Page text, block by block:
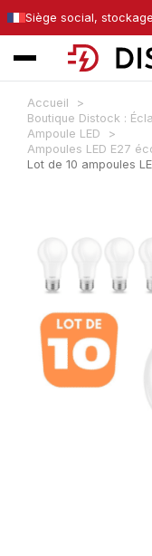
Siège social,
Accueil
Boutique Distock :
Ampoule LED
Ampoules LED E27
Lot de 10 ampoules